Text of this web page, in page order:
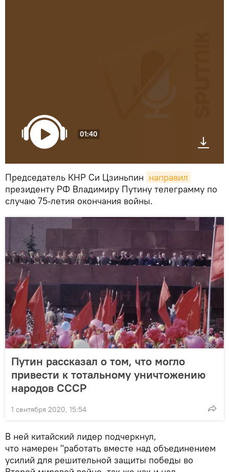
01:40
Председатель КНР Си Цзиньпин направил
президенту РФ Владимиру Путину телеграмму по
случаю 75-летия окончания войны.
Путин рассказал о том, что могло
привести к тотальному уничтожению
народов СССР
1 сентября 2020, 15:54
В ней китайский лидер подчеркнул,
что намерен "работать вместе над объединением
усилий для решительной защиты победы во